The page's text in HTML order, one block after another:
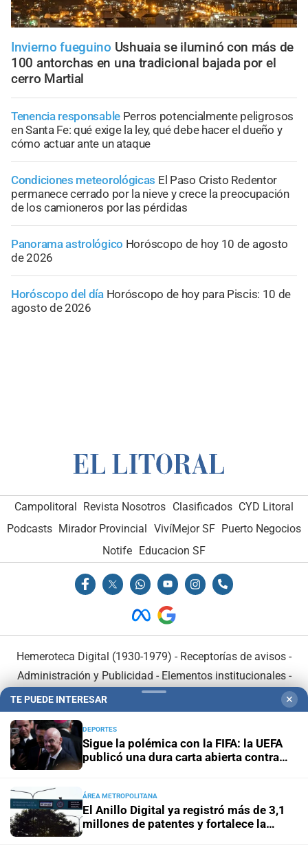
Invierno fueguino Ushuaia se iluminó con más de
100 antorchas en una tradicional bajada por el
cerro Martial
Tenencia responsable Perros potencialmente peligrosos
en Santa Fe: qué exige la ley, qué debe hacer el dueño y
cómo actuar ante un ataque
Condiciones meteorológicas El Paso Cristo Redentor
permanece cerrado por la nieve y crece la preocupación
de los camioneros por las pérdidas
Panorama astrológico Horóscopo de hoy 10 de agosto
de 2026
Horóscopo del día Horóscopo de hoy para Piscis: 10 de
agosto de 2026
Campolitoral Revista Nosotros Clasificados CYD Litoral
Podcasts Mirador Provincial VivíMejor SF Puerto Negocios
Notife
Educacion SF
Hemeroteca Digital (1930-1979) - Receptorías de avisos -
Administración y Publicidad - Elementos institucionales-
Opcionales con El Litoral
El Litoral es miembro de:
En Asociación con:
TE PUEDE INTERESAR ✕
DEPORTES
Sigue la polémica con la FIFA: la UEFA
publicó una dura carta abierta contra
ÁREA METROPOLITANA
El Anillo Digital ya registró más de 3,1
millones de patentes y fortalece la